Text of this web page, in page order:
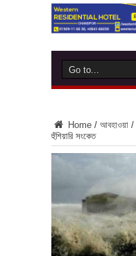
Home / আবহাওয়া /
হুঁশিয়ারি সংকেত